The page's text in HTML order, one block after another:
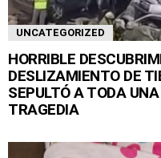
UNCATEGORIZED
HORRIBLE
DESLIZAMIENTO DE
SEPULTÓ A TODA
TRAGEDIA